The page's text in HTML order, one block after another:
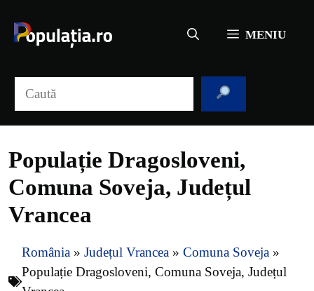
conținut
MENIU
Populație Dragosloveni,
Comuna Soveja, Județul
Vrancea
România » Județul Vrancea » Comuna Soveja »
Populație Dragosloveni, Comuna Soveja, Județul